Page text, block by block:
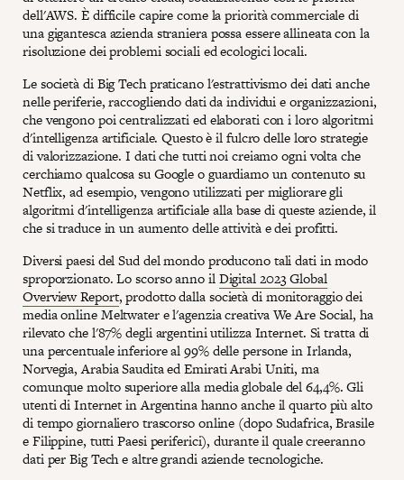
dell'AWS. È difficile capire come la priorità commerciale di
una gigantesca azienda straniera possa essere allineata con la
risoluzione dei problemi sociali ed ecologici locali.
Le società di Big Tech praticano l'estrattivismo dei dati anche
nelle periferie, raccogliendo dati da individui e organizzazioni,
che vengono poi centralizzati ed elaborati con i loro algoritmi
d'intelligenza artificiale. Questo è il fulcro delle loro strategie
di valorizzazione. I dati che tutti noi creiamo ogni volta che
cerchiamo qualcosa su Google o guardiamo un contenuto su
Netflix, ad esempio, vengono utilizzati per migliorare gli
algoritmi d'intelligenza artificiale alla base di queste aziende, il
che si traduce in un aumento delle attività e dei profitti.
Diversi paesi del Sud del mondo producono tali dati in modo
sproporzionato. Lo scorso anno ilDigital 2023 Global
Overview Report, prodotto dalla società di monitoraggio dei
media online Meltwater e l'agenzia creativa We Are Social, ha
rilevato che l'87% degli argentini utilizza Internet. Si tratta di
una percentuale inferiore al 99% delle persone in Irlanda,
Norvegia, Arabia Saudita ed Emirati Arabi Uniti, ma
comunque molto superiore alla media globale del 64,4%. Gli
utenti di Internet in Argentina hanno anche il quarto più alto
di tempo giornaliero trascorso online (dopo Sudafrica, Brasile
e Filippine, tutti Paesi periferici), durante il quale creeranno
dati per Big Tech e altre grandi aziende tecnologiche.